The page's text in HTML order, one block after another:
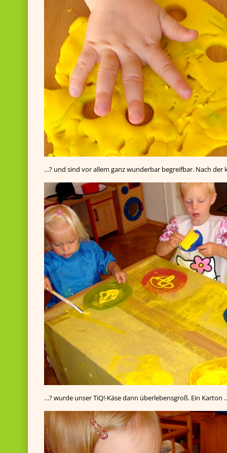
…? und sind vor allem ganz wunderbar begreifbar. Nach der
…? wurde unser TiQ!-Käse dann überlebensgroß. Ein Karton